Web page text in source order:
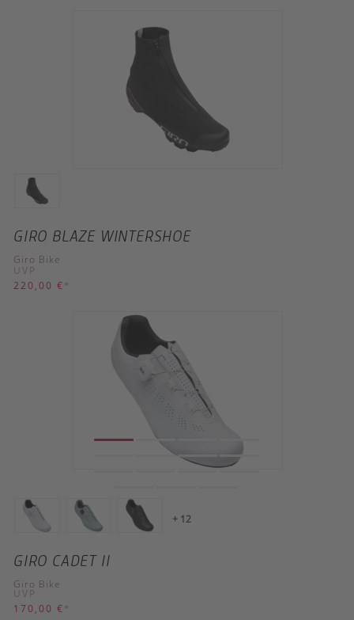
GIRO BLAZE WINTERSHOE
Giro Bike
UVP
220,00 € *
+ 12
GIRO CADET II
Giro Bike
UVP
170,00 € *